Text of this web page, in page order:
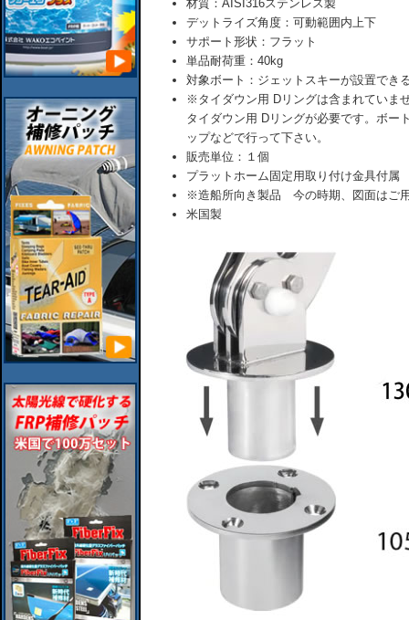
材質：AISI316ステンレス製
デットライズ角度：可動範囲内上下
サポート形状：フラット
単品耐荷重：40kg
対象ボート：ジェットスキーが設置でき
※タイダウン用 Dリングは含まれていま
タイダウン用 Dリングが必要です。ボー
ップなどで行って下さい。
販売単位：１個
プラットホーム固定用取り付け金具付属
※造船所向き製品 今の時期、図面はご
米国製